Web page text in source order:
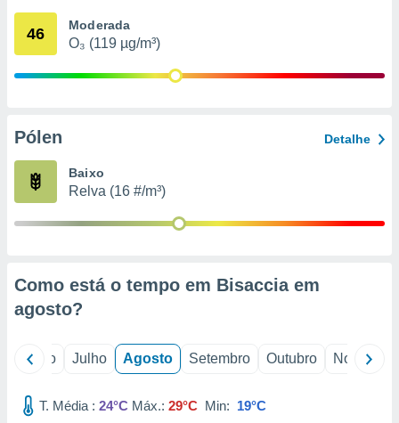
através
estudos
1199
46 Moderada
O₃ (119 µg/m³)
Pólen Detalhe
Baixo
Relva (16 #/m³)
Como está o tempo em Bisaccia em
agosto?
Junho Julho Agosto Setembro Outubro Novembro
T. Média : 24°C Máx.: 29°C Min: 19°C